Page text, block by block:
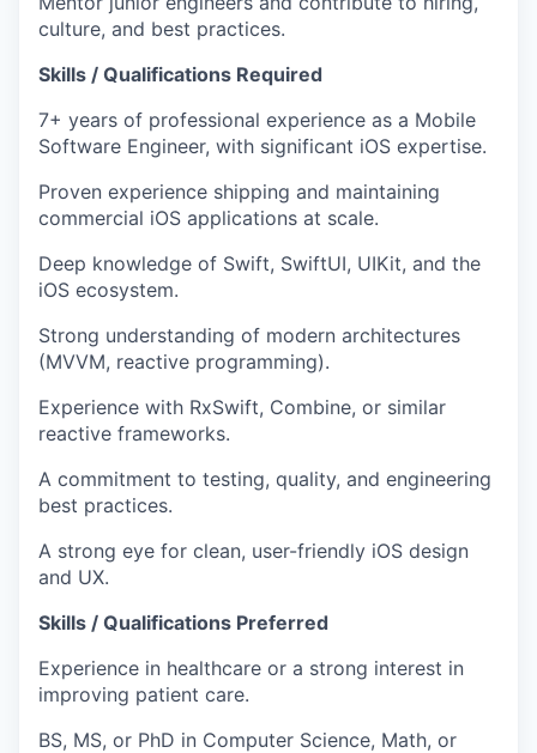
culture, and best practices.
Skills / Qualifications Required
7+ years of professional experience as a Mobile
Software Engineer, with significant iOS expertise.
Proven experience shipping and maintaining
commercial iOS applications at scale.
Deep knowledge of Swift, SwiftUI, UIKit, and the
iOS ecosystem.
Strong understanding of modern architectures
(MVVM, reactive programming).
Experience with RxSwift, Combine, or similar
reactive frameworks.
A commitment to testing, quality, and engineering
best practices.
A strong eye for clean, user-friendly iOS design
and UX.
Skills / Qualifications Preferred
Experience in healthcare or a strong interest in
improving patient care.
BS, MS, or PhD in Computer Science, Math, or